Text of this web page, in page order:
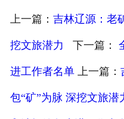
上一篇： 吉林辽源：老
挖文旅潜力 下一篇：
进工作者名单上一篇：
包“矿”为脉 深挖文旅潜